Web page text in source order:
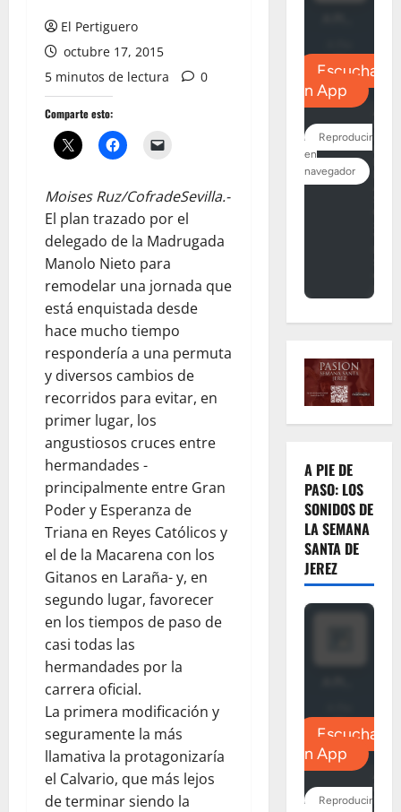
El Pertiguero
octubre 17, 2015
5 minutos de lectura
0
Comparte esto:
Moises Ruz/CofradeSevilla.-
El plan trazado por el
delegado de la Madrugada
Manolo Nieto para
remodelar una jornada que
está enquistada desde
hace mucho tiempo
respondería a una permuta
y diversos cambios de
recorridos para evitar, en
primer lugar, los
angustiosos cruces entre
hermandades -
principalmente entre Gran
Poder y Esperanza de
Triana en Reyes Católicos y
el de la Macarena con los
Gitanos en Laraña- y, en
segundo lugar, favorecer
en los tiempos de paso de
casi todas las
hermandades por la
carrera oficial.
La primera modificación y
seguramente la más
llamativa la protagonizaría
el Calvario, que más lejos
de terminar siendo la
A PIE DE
PASO: LOS
SONIDOS DE
LA SEMANA
SANTA DE
JEREZ